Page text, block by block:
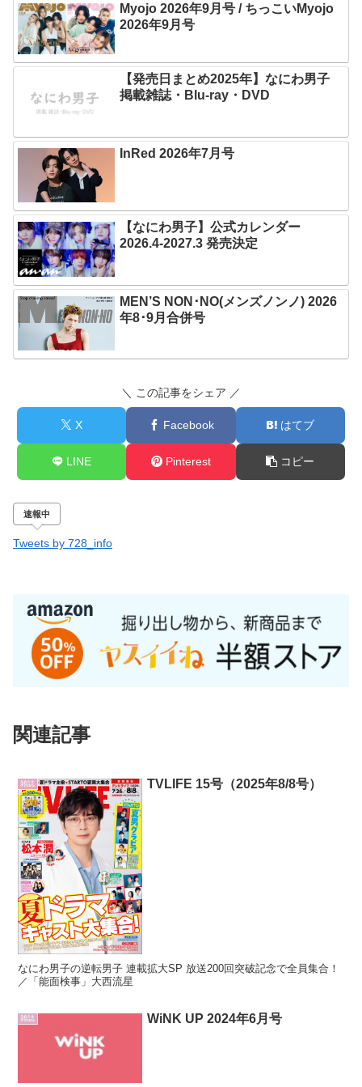
Myojo 2026年9月号 / ちっこいMyojo
2026年9月号
【発売日まとめ2025年】なにわ男子
掲載雑誌・Blu-ray・DVD
InRed 2026年7月号
【なにわ男子】公式カレンダー
2026.4-2027.3 発売決定
MEN’S NON･NO(メンズノンノ) 2026
年8･9月合併号
＼ この記事をシェア ／
X Facebook はてブ
LINE Pinterest コピー
速報中
Tweets by 728_info
関連記事
雑誌 TVLIFE 15号（2025年8/8号）
なにわ男子の逆転男子 連載拡大SP 放送200回突破記念で全員集合！
／「能面検事」大西流星
雑誌 WiNK UP 2024年6月号